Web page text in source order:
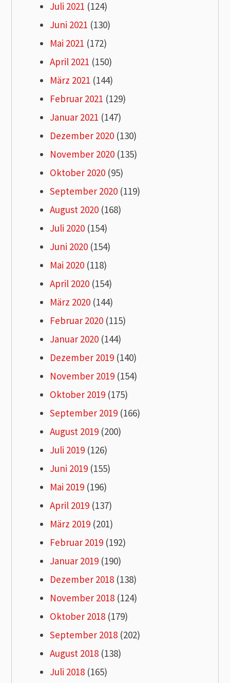
Juli 2021 (124)
Juni 2021 (130)
Mai 2021 (172)
April 2021 (150)
März 2021 (144)
Februar 2021 (129)
Januar 2021 (147)
Dezember 2020 (130)
November 2020 (135)
Oktober 2020 (95)
September 2020 (119)
August 2020 (168)
Juli 2020 (154)
Juni 2020 (154)
Mai 2020 (118)
April 2020 (154)
März 2020 (144)
Februar 2020 (115)
Januar 2020 (144)
Dezember 2019 (140)
November 2019 (154)
Oktober 2019 (175)
September 2019 (166)
August 2019 (200)
Juli 2019 (126)
Juni 2019 (155)
Mai 2019 (196)
April 2019 (137)
März 2019 (201)
Februar 2019 (192)
Januar 2019 (190)
Dezember 2018 (138)
November 2018 (124)
Oktober 2018 (179)
September 2018 (202)
August 2018 (138)
Juli 2018 (165)